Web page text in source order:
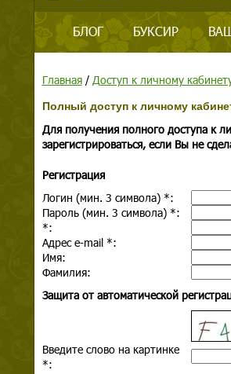
БЛОГ БУКСИР
Главная/ Доступ к личному
Полный доступ к личному
Для получения полного доступа к
зарегистрироваться, если Вы не
Регистрация
Логин (мин. 3 символа) *:
Пароль (мин. 3 символа) *:
*:
Адрес e-mail *:
Имя:
Фамилия:
Защита от автоматической
Введите слово на картинке
*: